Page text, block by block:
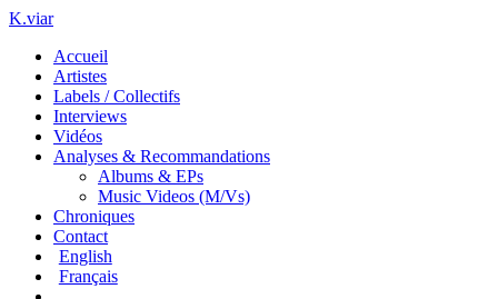
K.viar
Accueil
Artistes
Labels / Collectifs
Interviews
Vidéos
Analyses & Recommandations
Albums & EPs
Music Videos (M/Vs)
Chroniques
Contact
English
Français